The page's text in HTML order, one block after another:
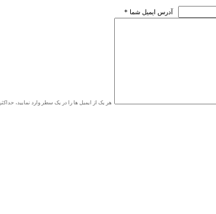
* آدرس ايميل شما
هر یک از ایمیل ها را در یک سطر وارد نمایید، حداکثر ۲۰ آدرس